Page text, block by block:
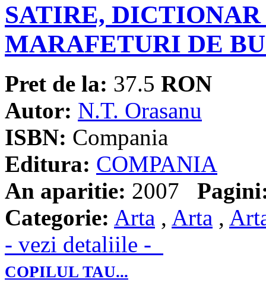
SATIRE,
MARAFETURI DE
Pret de la: 37.5 RON
Autor: N.T. Orasanu
ISBN: Compania
Editura: COMPANIA
An aparitie: 2007
Categorie: Arta , Arta ,
- vezi detaliile -
COPILUL TAU...